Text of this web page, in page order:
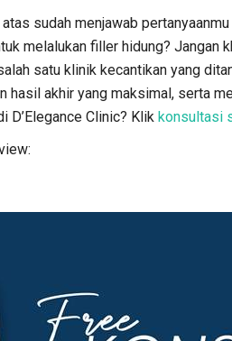
sudah menjawab
melalukan filler hidung?
satu klinik kecantikan yang
hasil akhir yang maksimal, serta
D’Elegance Clinic? Klik konsultasi